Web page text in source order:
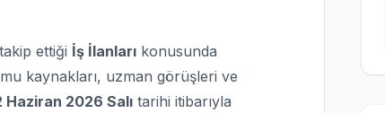
ettiği İş İlanları konusunda
kaynakları, uzman görüşleri ve
Haziran 2026 Salı tarihi itibarıyla